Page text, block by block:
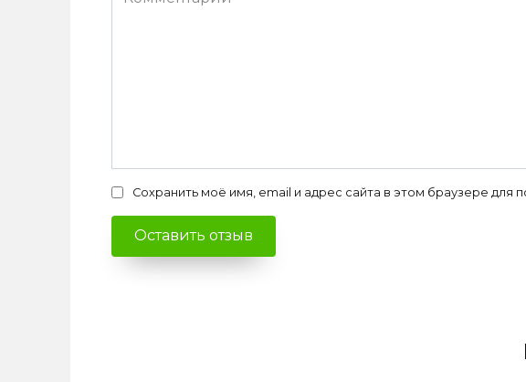
Сохранить моё имя, email и адрес сайта в этом браузере для